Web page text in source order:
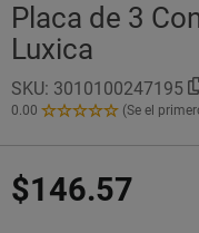
Placa de 3
Luxica
SKU: 3010100247195
0.00
0.00
Estrellas!
(Se el
$146.57